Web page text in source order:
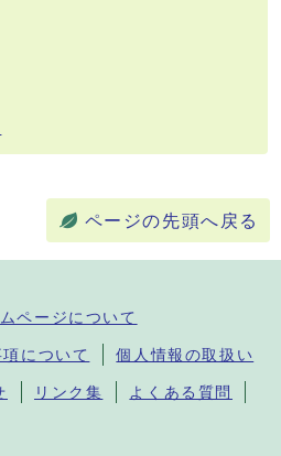
ページの先頭へ戻る
ページについて
について 個人情報の取扱い
リンク集 よくある質問